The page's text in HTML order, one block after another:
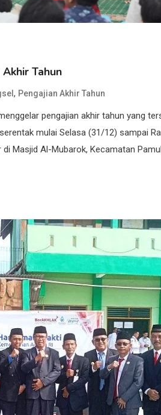
Tahun
, Pengajian Akhir Tahun
pengajian akhir tahun yang
mulai Selasa (31/12) sampai
Masjid Al-Mubarok, Kecamatan